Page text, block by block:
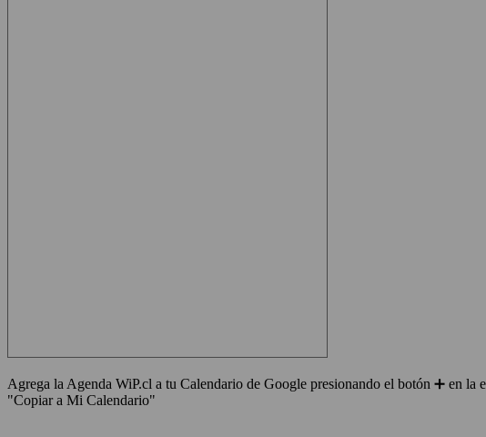
Agrega la Agenda WiP.cl a tu Calendario de Google presionando el botón ➕ en
"Copiar a Mi Calendario"